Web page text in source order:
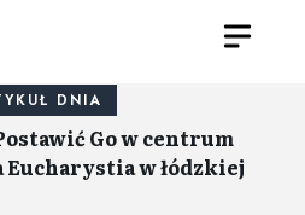
DNIA
Go w centrum
w łódzkiej